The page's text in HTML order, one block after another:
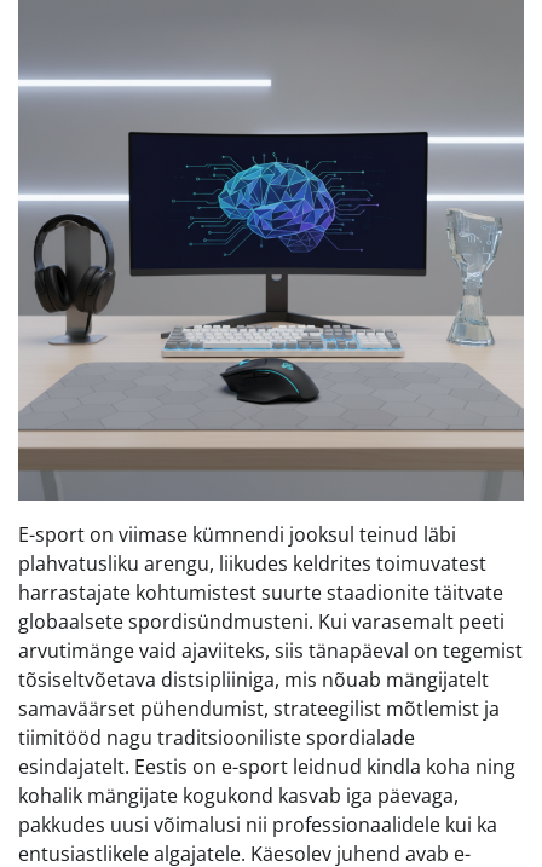
E-sport on viimase kümnendi jooksul teinud läbi
plahvatusliku arengu, liikudes keldrites toimuvatest
harrastajate kohtumistest suurte staadionite täitvate
globaalsete spordisündmusteni. Kui varasemalt peeti
arvutimänge vaid ajaviiteks, siis tänapäeval on tegemist
tõsiseltvõetava distsipliiniga, mis nõuab mängijatelt
samaväärset pühendumist, strateegilist mõtlemist ja
tiimitööd nagu traditsiooniliste spordialade
esindajatelt. Eestis on e-sport leidnud kindla koha ning
kohalik mängijate kogukond kasvab iga päevaga,
pakkudes uusi võimalusi nii professionaalidele kui ka
entusiastlikele algajatele. Käesolev juhend avab e-